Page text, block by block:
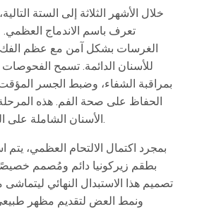
خلال الأشهر الثلاثة إلى الستة
تعرف باسم الاندماج العظمي.
الغرسات بشكل آمن مع عظم
للأسنان الدائمة. تسمح الفحوصات
بمراقبة الشفاء، وضبط الجسر
الحفاظ على صحة الفم. هذه
الأسنان الشاملة على المدى الطويل في تركيا.
بمجرد اكتمال الالتحام العظمي،
بطقم زيركونيا دائم ومُصمم
تصميم هذا الاستبدال النهائي
ونمط العض لتقديم مظهر